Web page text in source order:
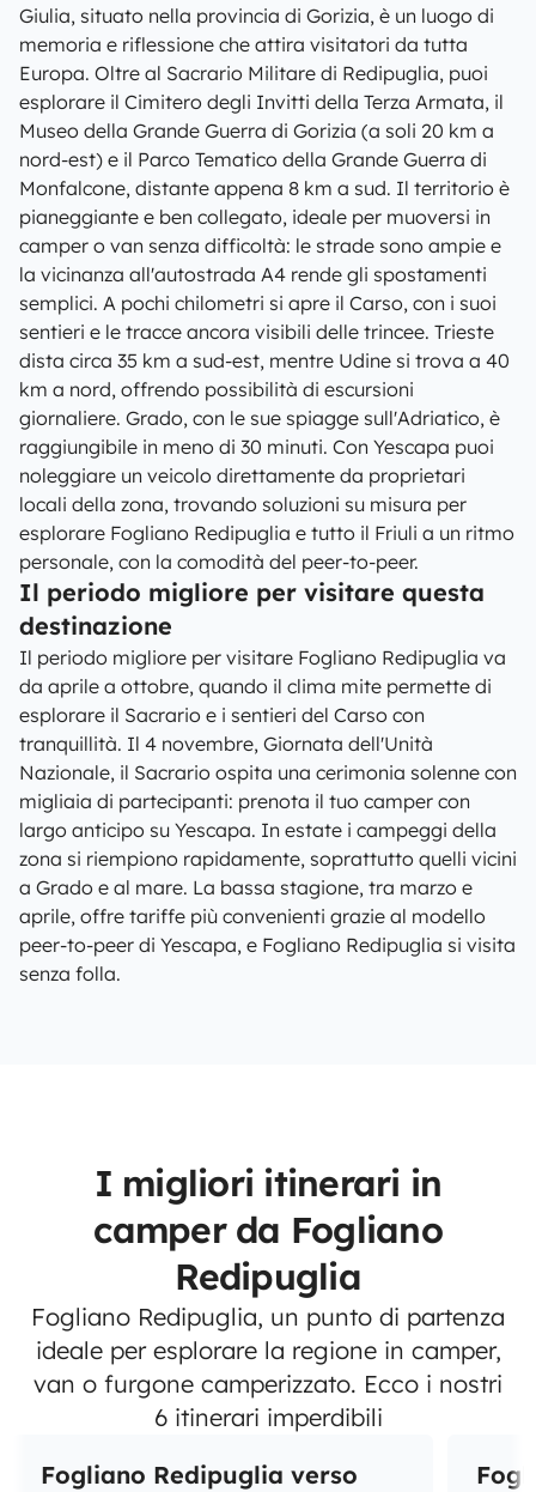
Giulia, situato nella provincia di Gorizia, è un luogo di
memoria e riflessione che attira visitatori da tutta
Europa. Oltre al Sacrario Militare di Redipuglia, puoi
esplorare il Cimitero degli Invitti della Terza Armata, il
Museo della Grande Guerra di Gorizia (a soli 20 km a
nord-est) e il Parco Tematico della Grande Guerra di
Monfalcone, distante appena 8 km a sud. Il territorio è
pianeggiante e ben collegato, ideale per muoversi in
camper o van senza difficoltà: le strade sono ampie e
la vicinanza all'autostrada A4 rende gli spostamenti
semplici. A pochi chilometri si apre il Carso, con i suoi
sentieri e le tracce ancora visibili delle trincee. Trieste
dista circa 35 km a sud-est, mentre Udine si trova a 40
km a nord, offrendo possibilità di escursioni
giornaliere. Grado, con le sue spiagge sull'Adriatico, è
raggiungibile in meno di 30 minuti. Con Yescapa puoi
noleggiare un veicolo direttamente da proprietari
locali della zona, trovando soluzioni su misura per
esplorare Fogliano Redipuglia e tutto il Friuli a un ritmo
personale, con la comodità del peer-to-peer.
Il periodo migliore per visitare questa
destinazione
Il periodo migliore per visitare Fogliano Redipuglia va
da aprile a ottobre, quando il clima mite permette di
esplorare il Sacrario e i sentieri del Carso con
tranquillità. Il 4 novembre, Giornata dell'Unità
Nazionale, il Sacrario ospita una cerimonia solenne con
migliaia di partecipanti: prenota il tuo camper con
largo anticipo su Yescapa. In estate i campeggi della
zona si riempiono rapidamente, soprattutto quelli vicini
a Grado e al mare. La bassa stagione, tra marzo e
aprile, offre tariffe più convenienti grazie al modello
peer-to-peer di Yescapa, e Fogliano Redipuglia si visita
senza folla.
I migliori itinerari in
camper da Fogliano
Redipuglia
Fogliano Redipuglia, un punto di partenza
ideale per esplorare la regione in camper,
van o furgone camperizzato. Ecco i nostri
6 itinerari imperdibili
Fogliano Redipuglia verso